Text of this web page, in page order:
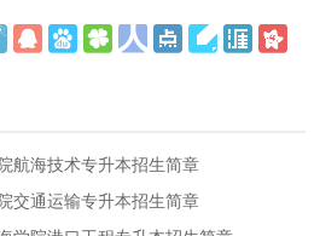
航海技术专升本招生简章
交通运输专升本招生简章